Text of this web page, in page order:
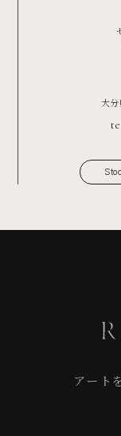
大
アート